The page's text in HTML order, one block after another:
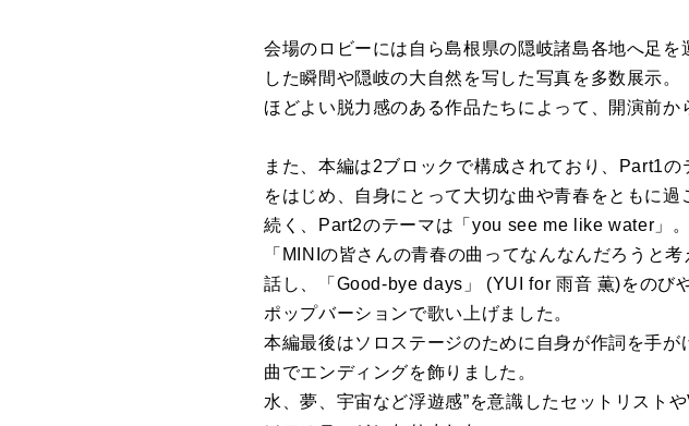
会場のロビーには自ら島根県の隠岐諸島各地へ足
した瞬間や隠岐の大自然を写した写真を多数展示。
ほどよい脱力感のある作品たちによって、開演前か
また、本編は2ブロックで構成されており、Part1
をはじめ、自身にとって大切な曲や青春をともに過
続く、Part2のテーマは「you see me like water」。
「MINIの皆さんの青春の曲ってなんなんだろうと
話し、「Good-bye days」 (YUI for 雨音 薫)をのび
ポップバーションで歌い上げました。
本編最後はソロステージのために自身が作詞を手
曲でエンディングを飾りました。
水、夢、宇宙など浮遊感”を意識したセットリスト